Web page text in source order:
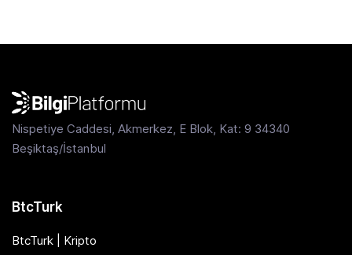
Nispetiye Caddesi, Akmerkez, E Blok, Kat: 9 34340
Beşiktaş/İstanbul
BtcTurk
BtcTurk | Kripto